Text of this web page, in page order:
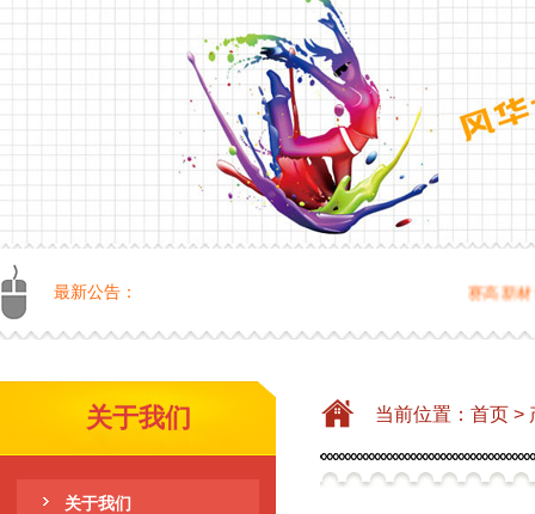
最新公告： 赛高新材料
关于我们
关于我们
当前位置： 首页 >